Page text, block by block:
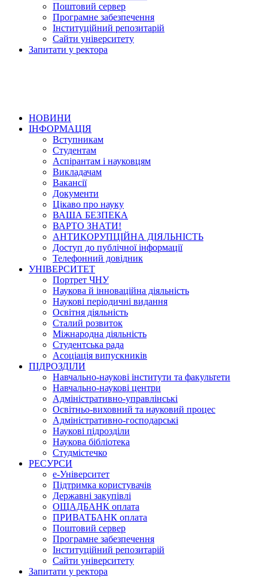
Поштовий сервер
Програмне забезпечення
Інституційний репозитарій
Сайти університету
Запитати у ректора
НОВИНИ
ІНФОРМАЦІЯ
Вступникам
Студентам
Аспірантам і науковцям
Викладачам
Вакансії
Документи
Цікаво про науку
ВАША БЕЗПЕКА
ВАРТО ЗНАТИ!
АНТИКОРУПЦІЙНА ДІЯЛЬНІСТЬ
Доступ до публічної інформації
Телефонний довідник
УНІВЕРСИТЕТ
Портрет ЧНУ
Наукова й інноваційна діяльність
Наукові періодичні видання
Освітня діяльність
Сталий розвиток
Міжнародна діяльність
Студентська рада
Асоціація випускників
ПІДРОЗДІЛИ
Навчально-наукові інститути та факультети
Навчально-наукові центри
Адміністративно-управлінські
Освітньо-виховний та науковий процес
Адміністративно-господарські
Наукові підрозділи
Наукова бібліотека
Студмістечко
РЕСУРСИ
е-Університет
Підтримка користувачів
Державні закупівлі
ОЩАДБАНК оплата
ПРИВАТБАНК оплата
Поштовий сервер
Програмне забезпечення
Інституційний репозитарій
Сайти університету
Запитати у ректора